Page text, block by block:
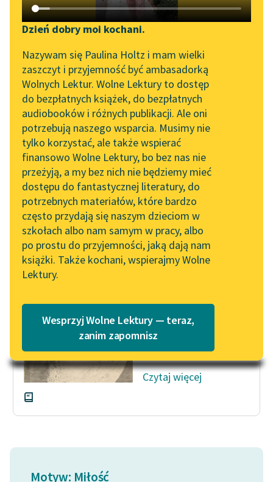
Katalog DAISY
Podkasty o książkach
Zgłoś brak utworu
Aktualności
Zapraszamy na spotkanie
online z tłumaczkami
literatury skandynawskiej
Spotkanie z Katarzyną
Tunkiel w Oslo
Wolne Lektury na 32.
Pol’and’Rock Festivalu
„Kochanek Lady
Chatterley” do słuchania
na Wolnych Lekturach
Nowy audiobook –
„Marzenie o Oriencie”
Lektury szkolne i klasyka
literatury do słuchania dla
uczennic i uczniów z
szkolnych i literatury do
uczniów z
Narzędzia
Mapa Wolnych Lektur
Leśmianator
Przewodnik dla piszących i
czytających
API
OAI-PMH
Widget Wolnych Lektur
Przypisy
Katalog w formacie PDF
Dzień dobry moi kochani.
Nazywam się Paulina Holtz i mam wielki
zaszczyt i przyjemność być ambasadorką
Wolnych Lektur. Wolne Lektury to dostęp
do bezpłatnych książek, do bezpłatnych
audiobooków i różnych publikacji. Ale oni
potrzebują naszego wsparcia. Musimy nie
tylko korzystać, ale także wspierać
finansowo Wolne Lektury, bo bez nas nie
przeżyją, a my bez nich nie będziemy mieć
dostępu do fantastycznej literatury, do
potrzebnych materiałów, które bardzo
często przydają się naszym dzieciom w
szkołach albo nam samym w pracy, albo
po prostu do przyjemności, jaką dają nam
książki. Także kochani, wspierajmy Wolne
Lektury.
Wesprzyj Wolne Lektury — teraz,
zanim zapomnisz
Jerzy Żuławski
globie
A prawda! czasem
jeszcze i Marta jest
wesoła jak małe
zwierzątko, ale to
tylko wtedy...
Czytaj więcej
Jerzy Żuławski
Na srebrnym
globie
straszna gorączka, gdy
na nich patrzę, gdy
myślę o nich. Żyjąc na...
Czytaj więcej
Motyw: Miłość